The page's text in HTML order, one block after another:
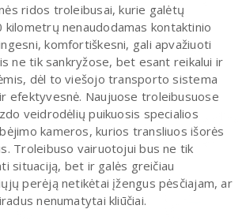
ridos troleibusai, kurie galėtų
kilometrų nenaudodamas kontaktinio
komfortiškesni, gali apvažiuoti
ne tik sankryžose, bet esant reikalui ir
dėl to viešojo transporto sistema
efektyvesnė. Naujuose troleibusuose
veidrodėlių puikuosis specialios
kameros, kurios transliuos išorės
Troleibuso vairuotojui bus ne tik
situaciją, bet ir galės greičiau
perėją netikėtai įžengus pėsčiajam, ar
nenumatytai kliūčiai.